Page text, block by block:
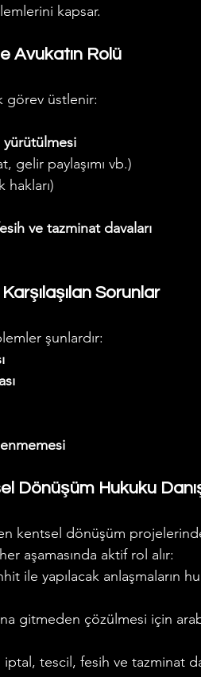
kapsar.
Avukatın Rolü
görev üstlenir:
yürütülmesi
gelir paylaşımı vb.)
hakları)
ve tazminat davaları
Sorunlar
şunlardır:
Dönüşüm Hukuku
kentsel dönüşüm
aşamasında aktif rol alır:
ile yapılacak anlaşmaların
gitmeden çözülmesi için
tescil, fesih ve tazminat